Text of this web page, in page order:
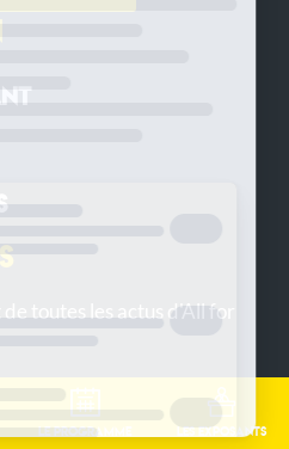
toutes les actus d'All for
Le programme Les exposants